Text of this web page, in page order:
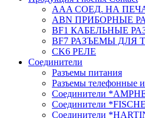
AAA СОЕД. НА
ABN ПРИБОРНЫЕ
BF1 КАБЕЛЬНЫЕ
BF7 РАЗЪЕМЫ ДЛЯ
CK6 РЕЛЕ
Соединители
Разъемы питания
Разъемы телефонные
Соединители
Соединители
Соединители